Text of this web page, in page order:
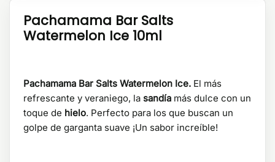
Pachamama Bar Salts
Watermelon Ice 10ml
Pachamama Bar Salts Watermelon Ice. El más
refrescante y veraniego, la sandía más dulce con un
toque de hielo. Perfecto para los que buscan un
golpe de garganta suave ¡Un sabor increíble!